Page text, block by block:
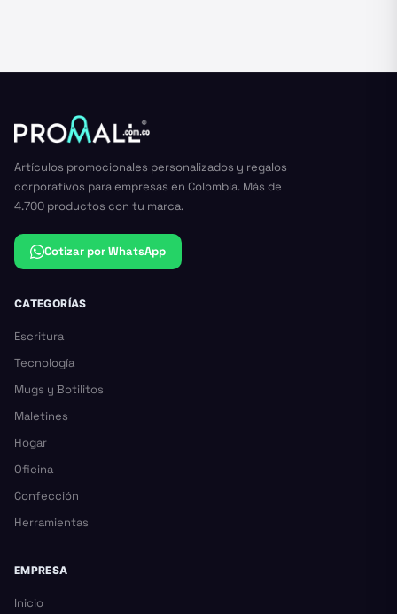
Artículos promocionales personalizados y regalos
corporativos para empresas en Colombia. Más de
4.700 productos con tu marca.
Cotizar por WhatsApp
CATEGORÍAS
Escritura
Tecnología
Mugs y Botilitos
Maletines
Hogar
Oficina
Confección
Herramientas
EMPRESA
Inicio